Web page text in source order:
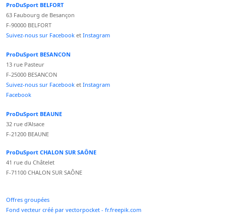
ProDuSport BELFORT
63 Faubourg de Besançon
F-90000 BELFORT
Suivez-nous sur Facebook et Instagram
ProDuSport BESANCON
13 rue Pasteur
F-25000 BESANCON
Suivez-nous sur Facebook et Instagram
Facebook
ProDuSport BEAUNE
32 rue d'Alsace
F-21200 BEAUNE
ProDuSport CHALON SUR SAÔNE
41 rue du Châtelet
F-71100 CHALON SUR SAÔNE
Offres groupées
Fond vecteur créé par vectorpocket - fr.freepik.com